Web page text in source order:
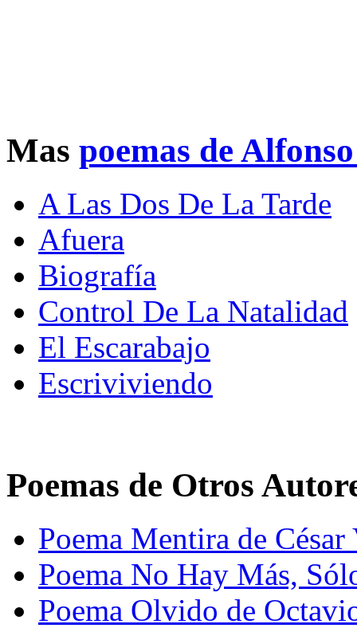
Mas poemas de
A Las Dos De La Tarde
Afuera
Biografía
Control De La Natalidad
El Escarabajo
Escriviviendo
Poemas de Otros
Poema Mentira de
Poema No Hay Más,
Poema Olvido de